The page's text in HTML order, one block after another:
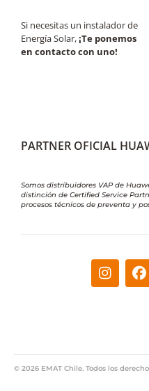
Si necesitas un instalador de
Energía Solar,¡Te ponemos
en contacto con uno!
PARTNER OFICIAL
Somos distribuidores VAP de
distinción de Certified Service
procesos técnicos de preventa y
© 2026 EMAT Chile. Todos los